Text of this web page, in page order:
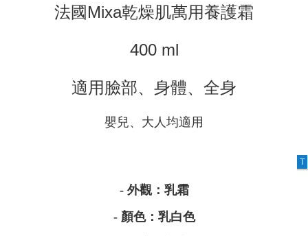
法國Mixa乾燥肌萬用養護霜
400 ml
適用臉部、身體、全身
嬰兒、大人均適用
- 外觀：乳霜
- 顏色： 乳白色
T